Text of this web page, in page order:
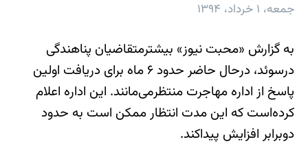
جمعه، ۱ خرداد، ۱۳۹۴
به گزارش «محبت نیوز» بیشترمتقاضیان پناهندگی
درسوئد، درحال حاضر حدود ۶ ماه برای دریافت اولین
پاسخ از اداره مهاجرت منتظرمی‌مانند. این اداره اعلام
کرده‌است که این مدت انتظار ممکن است به حدود
دوبرابر افزایش پیداکند.